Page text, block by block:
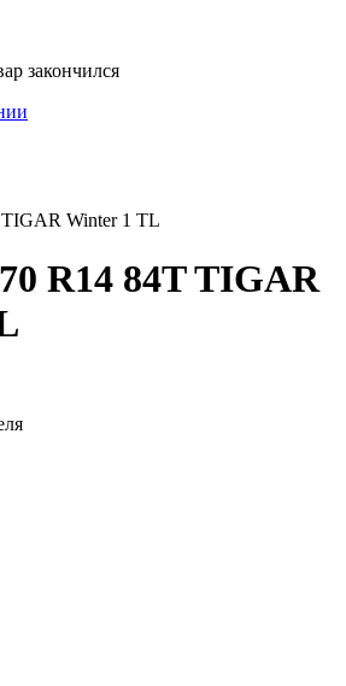
закончился
Winter 1 TL
R14 84T TIGAR